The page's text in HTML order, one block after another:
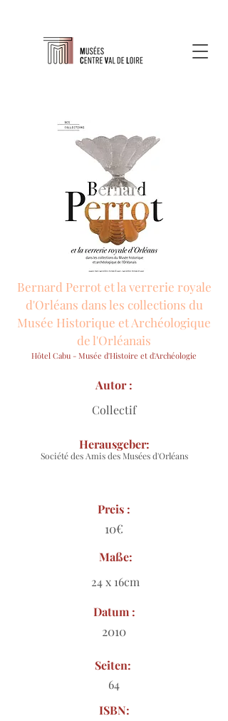
Bernard Perrot et la verrerie royale
d'Orléans dans les collections du
Musée Historique et Archéologique
de l'Orléanais
Hôtel Cabu - Musée d'Histoire et d'Archéologie
Collectif
Autor :
Société des Amis des Musées d'Orléans
Herausgeber:
Preis :
10€
Maße:
24 x 16cm
Datum :
2010
Seiten:
64
ISBN: